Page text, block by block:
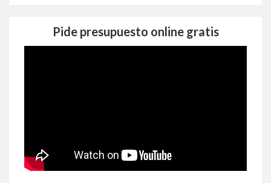
Pide presupuesto online gratis